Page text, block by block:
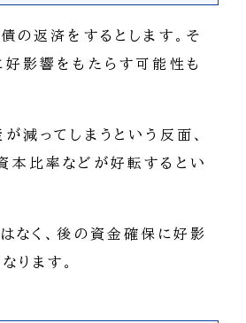
の返済をするとします。そ
好影響をもたらす可能性も
減ってしまうという反面、
本比率などが好転するとい
なく、後の資金確保に好影
ります。